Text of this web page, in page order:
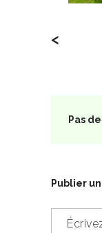
<
Pas
Publier